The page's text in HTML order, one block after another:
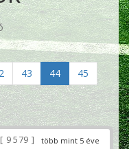
43 44
45
több mint 5 éve
9 579